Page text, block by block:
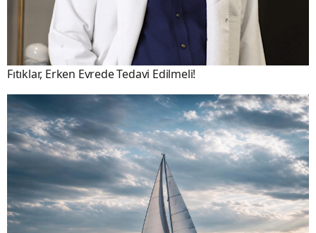
Fıtıklar, Erken Evrede Tedavi Edilmeli!